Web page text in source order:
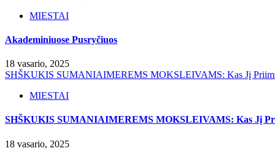
MIESTAI
Akademiniuose Pusryčiuos
18 vasario, 2025
SHŠKUKIS SUMANIAIMEREMS MOKSLEIVAMS: Kas Jį
MIESTAI
SHŠKUKIS SUMANIAIMEREMS MOKSLEIVAMS: Kas Jį
18 vasario, 2025